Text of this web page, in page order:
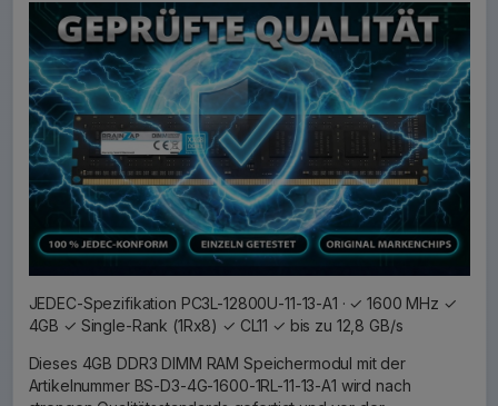
JEDEC-Spezifikation PC3L-12800U-11-13-A1 · ✓ 1600 MHz ✓
4GB ✓ Single-Rank (1Rx8) ✓ CL11 ✓ bis zu 12,8 GB/s
Dieses 4GB DDR3 DIMM RAM Speichermodul mit der
Artikelnummer BS-D3-4G-1600-1RL-11-13-A1 wird nach